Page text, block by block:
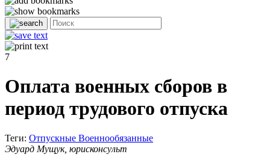
7
Оплата военных сборов в
период трудового отпуска
Теги: Отпускные Военнообязанные
Эдуард Мущук, юрисконсульт